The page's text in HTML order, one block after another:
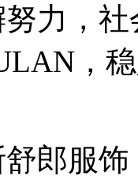
力，
，
郎服